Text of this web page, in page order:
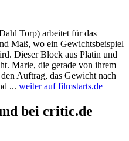
Torp) arbeitet für das
Maß, wo ein Gewichtsbeispiel
Dieser Block aus Platin und
Marie, die gerade von ihrem
Auftrag, das Gewicht nach
... weiter auf filmstarts.de
bei critic.de